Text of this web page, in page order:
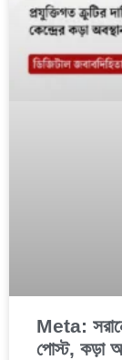
Meta:
পোস্ট, কড়া